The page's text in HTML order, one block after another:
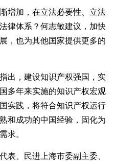
增加，在立法必要性、立法
律体系？何志敏建议，加快
，也为其他国家提供更多的
出，建设知识产权强国，实
多年来实施的知识产权宏观
实践，将符合知识产权运行
和成功的中国经验，固化为
求。
、民进上海市委副主委、